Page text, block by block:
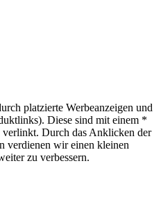
platzierte Werbeanzeigen und
Diese sind mit einem *
Durch das Anklicken der
verdienen wir einen kleinen
zu verbessern.